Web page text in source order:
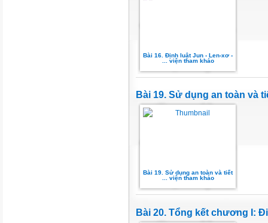
Bài 16. Định luật Jun - Len-xơ -
... viện tham khảo
Bài 19. Sử dụng an toàn và
Bài 19. Sử dụng an toàn và tiết
... viện tham khảo
Bài 20. Tổng kết chương I: